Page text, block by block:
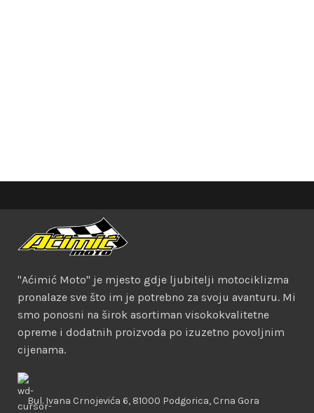
"Aćimić Moto" je mjesto gdje ljubitelji motociklizma
pronalaze sve što im je potrebno za svoju avanturu. Mi
smo ponosni na širok asortiman visokokvalitetne
opreme i dodatnih proizvoda po izuzetno povoljnim
cijenama.
Bul. Ivana Crnojevića 6, 81000 Podgorica, Crna Gora